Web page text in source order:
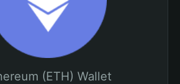
(ETH) Wallet